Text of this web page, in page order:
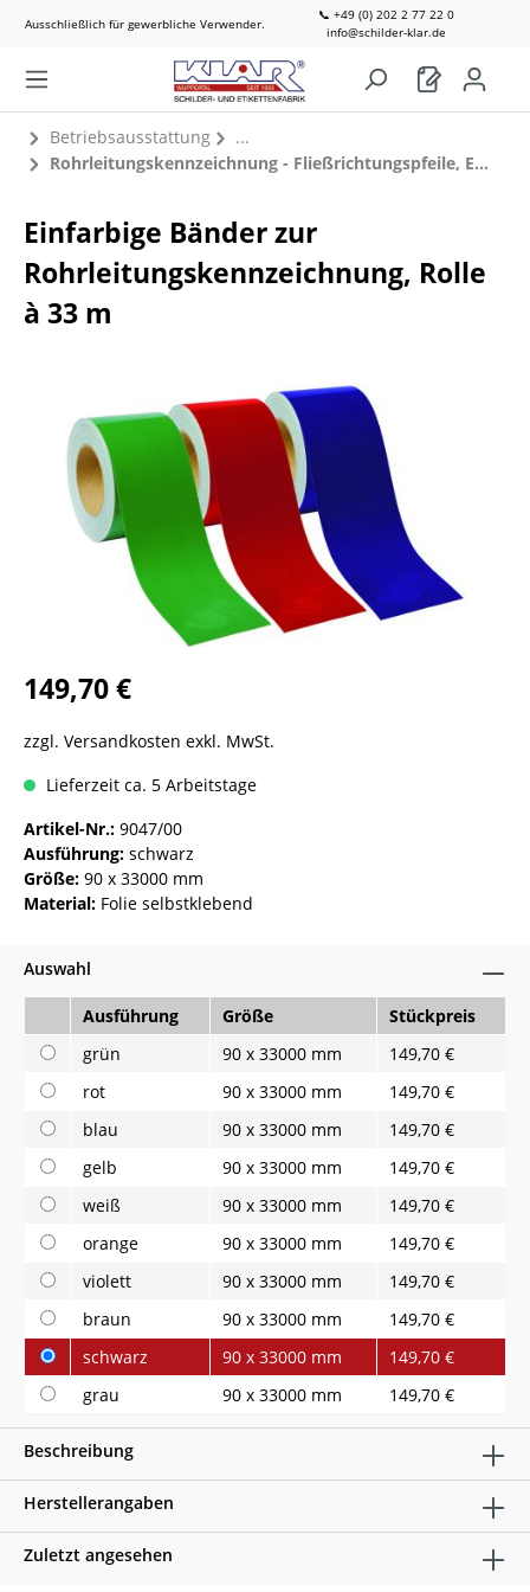
Ausschließlich für gewerbliche Verwender.
📞 +49 (0) 202 2 77 22 0
info@schilder-klar.de
Betriebsausstattung
Rohrleitungskennzeichnung - Fließrichtungspfeile, Einfarbige Bänder, Druck- / Temperaturangaben
Einfarbige Bänder zur
Rohrleitungskennzeichnung, Rolle
à 33 m
149,70 €
zzgl. Versandkosten exkl. MwSt.
Lieferzeit ca. 5 Arbeitstage
Artikel-Nr.: 9047/00
Ausführung: schwarz
Größe: 90 x 33000 mm
Material: Folie selbstklebend
Auswahl
Ausführung Größe
Stückpreis
grün
90 x 33000 mm
149,70 €
rot
90 x 33000 mm
149,70 €
blau
90 x 33000 mm
149,70 €
gelb
90 x 33000 mm
149,70 €
weiß
90 x 33000 mm
149,70 €
orange
90 x 33000 mm
149,70 €
violett
90 x 33000 mm
149,70 €
braun
90 x 33000 mm
149,70 €
schwarz
90 x 33000 mm
149,70 €
grau
90 x 33000 mm 149,70 €
Beschreibung
Herstellerangaben
Zuletzt angesehen